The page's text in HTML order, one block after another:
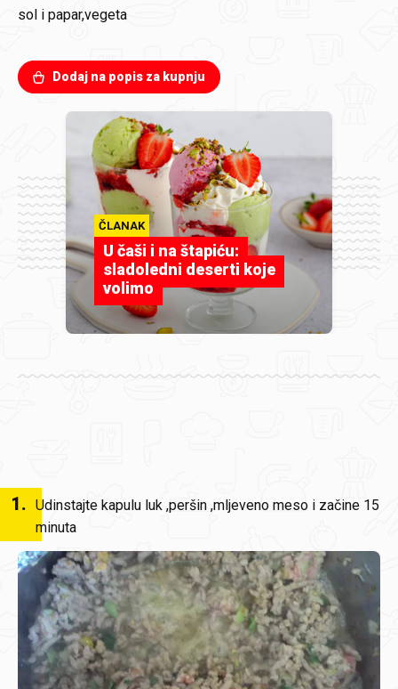
sol i papar,vegeta
Dodaj na popis za kupnju
ČLANAK
U čaši i na štapiću:
sladoledni deserti koje
volimo
1. Udinstajte kapulu luk ,peršin ,mljeveno meso i začine 15
minuta